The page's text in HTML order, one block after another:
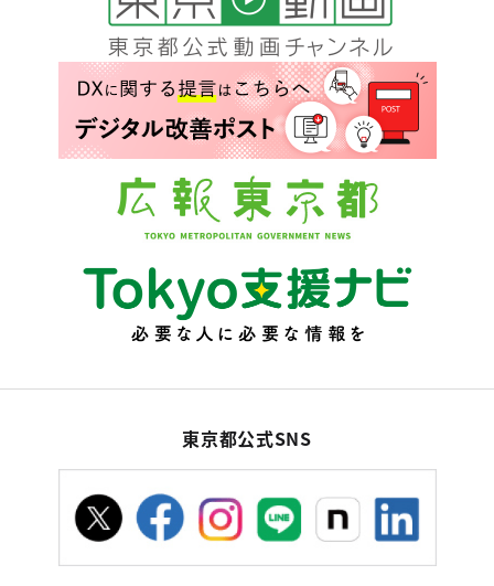
東京都公式SNS